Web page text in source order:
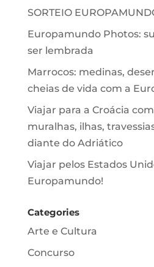
SORTEIO
Europamundo Photos:
ser lembrada
Marrocos: medinas,
cheias de vida com a
Viajar para a Croácia
muralhas, ilhas,
diante do Adriático
Viajar pelos Estados
Europamundo!
Categories
Arte e Cultura
Concurso